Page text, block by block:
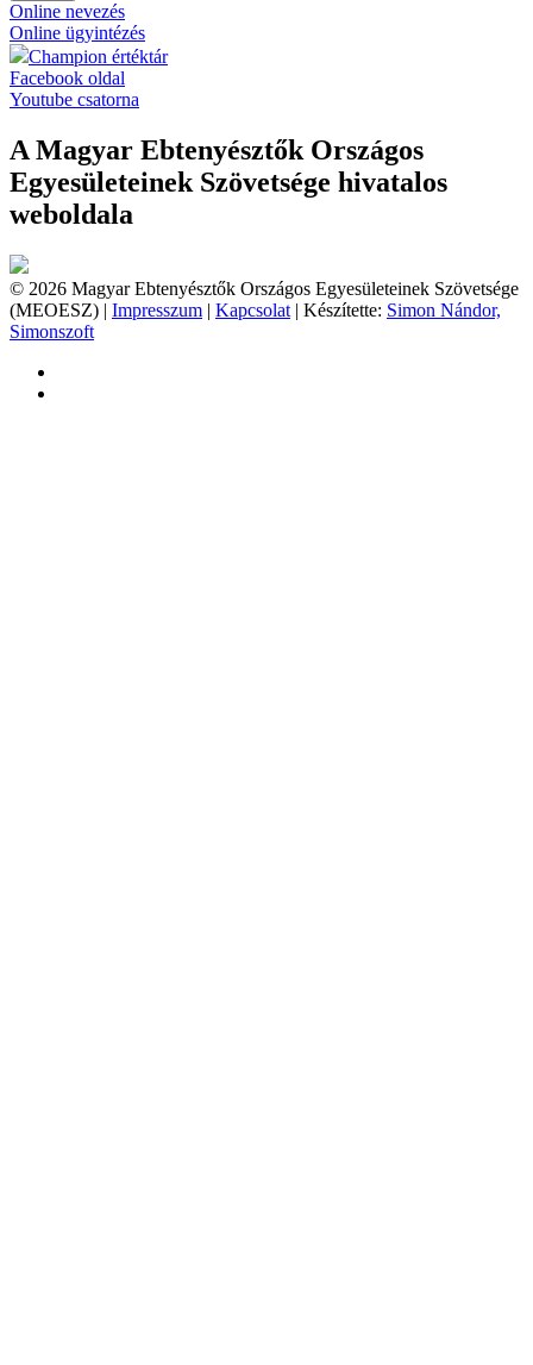
Online nevezés
Online ügyintézés
Champion értéktár
Facebook oldal
Youtube csatorna
A Magyar Ebtenyésztők Országos
Egyesületeinek Szövetsége hivatalos
weboldala
© 2026 Magyar Ebtenyésztők Országos Egyesületeinek Szövetsége
(MEOESZ) | Impresszum | Kapcsolat | Készítette: Simon Nándor,
Simonszoft